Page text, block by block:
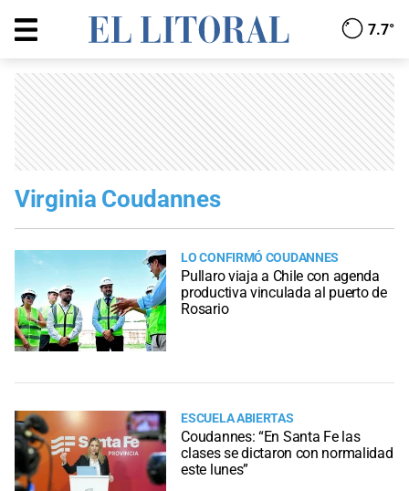
7.7°
Virginia Coudannes
LO CONFIRMÓ COUDANNES
Pullaro viaja a Chile con agenda
productiva vinculada al puerto de
Rosario
ESCUELA ABIERTAS
Coudannes: “En Santa Fe las
clases se dictaron con normalidad
este lunes”